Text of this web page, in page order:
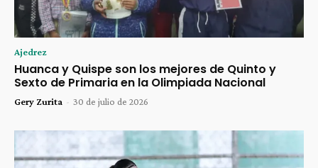
Ajedrez
Huanca y Quispe son los mejores de Quinto y
Sexto de Primaria en la Olimpiada Nacional
Gery Zurita - 30 de julio de 2026